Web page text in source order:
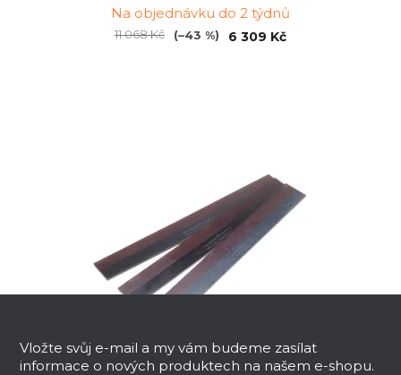
Na objednávku do 2 týdnů
6 309 Kč
11 068 Kč (–43 %)
Vložte svůj e-mail a my vám budeme zasílat
informace o nových produktech na našem e-shopu.